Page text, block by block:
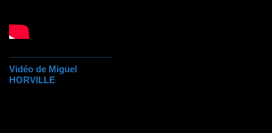
Vidéo de Miguel
HORVILLE